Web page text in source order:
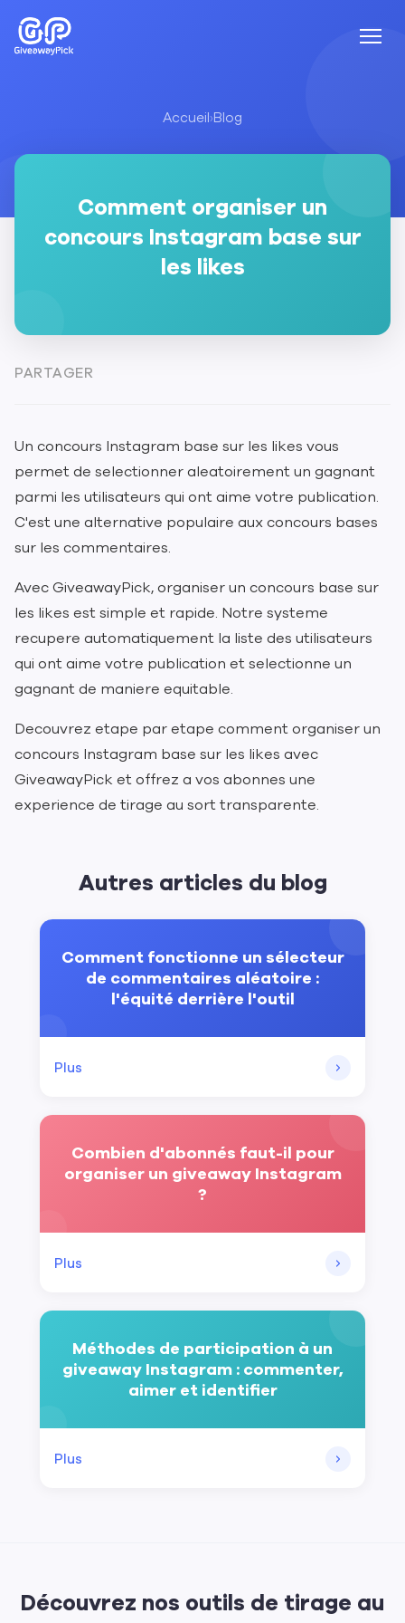
Accueil›Blog
Comment organiser un
concours Instagram base sur
les likes
PARTAGER
Un concours Instagram base sur les likes vous
permet de selectionner aleatoirement un gagnant
parmi les utilisateurs qui ont aime votre publication.
C'est une alternative populaire aux concours bases
sur les commentaires.
Avec GiveawayPick, organiser un concours base sur
les likes est simple et rapide. Notre systeme
recupere automatiquement la liste des utilisateurs
qui ont aime votre publication et selectionne un
gagnant de maniere equitable.
Decouvrez etape par etape comment organiser un
concours Instagram base sur les likes avec
GiveawayPick et offrez a vos abonnes une
experience de tirage au sort transparente.
Autres articles du blog
Comment fonctionne un sélecteur
de commentaires aléatoire :
l'équité derrière l'outil
Plus
Combien d'abonnés faut-il pour
organiser un giveaway Instagram
?
Plus
Méthodes de participation à un
giveaway Instagram : commenter,
aimer et identifier
Plus
Découvrez nos outils de tirage au